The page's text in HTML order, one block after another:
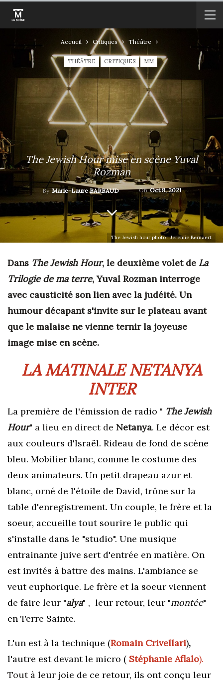
Accueil Critiques Théâtre
THÉÂTRE CRITIQUES MM
The Jewish Hour mise en scène Yuval
Rozman
ByMarie-Laure BARBAUD OnOct 8, 2021
The Jewish hour photo : Jeremie Bernaert
Dans The Jewish Hour, le deuxième volet de La
Trilogie de ma terre, Yuval Rozman interroge
avec causticité son lien avec la judéité. Un
humour décapant s'invite sur le plateau avant
que le malaise ne vienne ternir la joyeuse
image mise en scène.
LA MATINALE NETANYA
INTER
La première de l'émission de radio " The Jewish
Hour" a lieu en direct de Netanya. Le décor est
aux couleurs d'Israël. Rideau de fond de scène
bleu. Mobilier blanc, comme le costume des
deux animateurs. Un petit drapeau azur et
blanc, orné de l'étoile de David, trône sur la
table d'enregistrement. Un couple, le frère et la
soeur, accueille tout sourire le public qui
s'installe dans le "studio". Une musique
entrainante juive sert d'entrée en matière. On
est invités à battre des mains. L'ambiance se
veut euphorique. Le frère et la soeur viennent
de faire leur "alya" , leur retour, leur "montée"
en Terre Sainte.
L'un est à la technique (Romain Crivellari),
l'autre est devant le micro ( Stéphanie Aflalo).
Tout à leur joie de ce retour, ils ont conçu leur